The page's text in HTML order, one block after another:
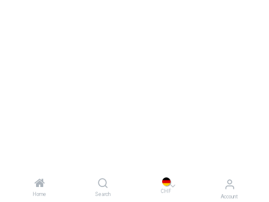
Home Search
CHF
Account